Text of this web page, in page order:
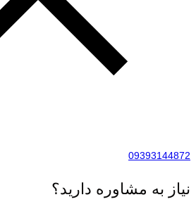
09393144872
نیاز به مشاوره دارید؟